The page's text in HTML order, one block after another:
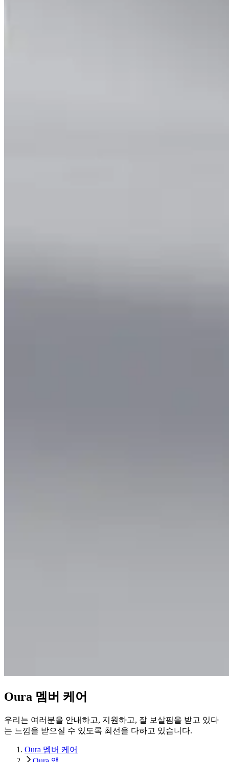
Oura 멤버 케어
우리는 여러분을 안내하고, 지원하고, 잘 보살핌을 받고 있다
는 느낌을 받으실 수 있도록 최선을 다하고 있습니다.
Oura 멤버 케어